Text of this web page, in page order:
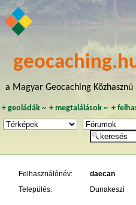
a Magyar Geocaching
+ geoládák~ +megtalálások ~ +
Felhasználónév:
daecan
Település:
Dunakeszi